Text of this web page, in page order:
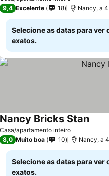
9,4 Excelente 18 Nancy, a
Selecione as datas para ver
exatos.
Casa/apartamento inteiro
Nancy Bricks Stan
8,0 Muito boa 10 Nancy, a
Selecione as datas para ver
exatos.